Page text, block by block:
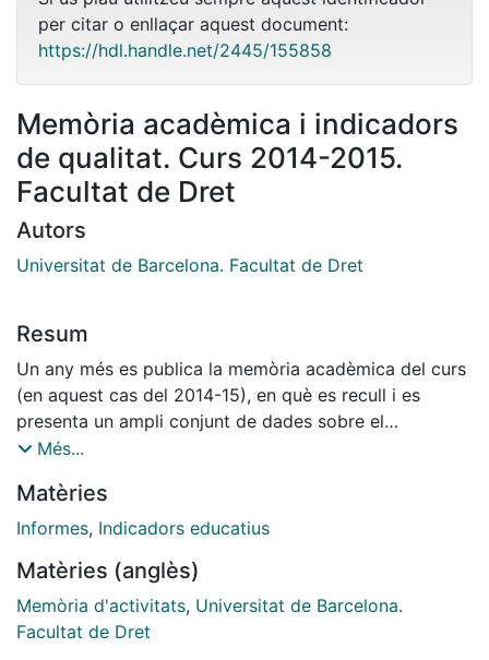
per citar o enllaçar aquest document:
https://hdl.handle.net/2445/155858
Memòria acadèmica i indicadors
de qualitat. Curs 2014-2015.
Facultat de Dret
Autors
Universitat de Barcelona. Facultat de Dret
Resum
Un any més es publica la memòria acadèmica del curs
(en aquest cas del 2014-15), en què es recull i es
presenta un ampli conjunt de dades sobre el
desenvolupament de les diverses titulacions oficials,
D’una banda, cal destacar la continuïtat d’aquesta
publicació —que s’edita des del 2009 i que permet
màsters des de l’inici de l’aplicació de l’Espai Europeu
d’Educació Superior.
Més...
Matèries
Informes, Indicadors educatius
Matèries (anglès)
Memòria d'activitats, Universitat de Barcelona.
Facultat de Dret